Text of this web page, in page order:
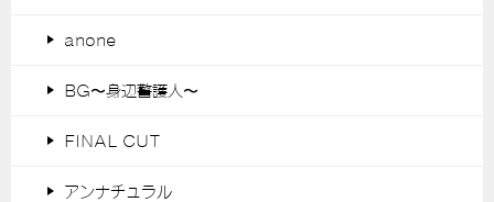
anone
BG〜身辺警護人〜
FINAL CUT
アンナチュラル